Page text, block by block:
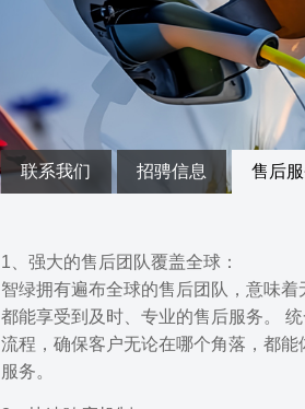
联系我们 招骋信息 售后
1、强大的售后团队覆盖全球：
智绿拥有遍布全球的售后团队，意味着
都能享受到及时、专业的售后服务。
流程，确保客户无论在哪个角落，都
服务。